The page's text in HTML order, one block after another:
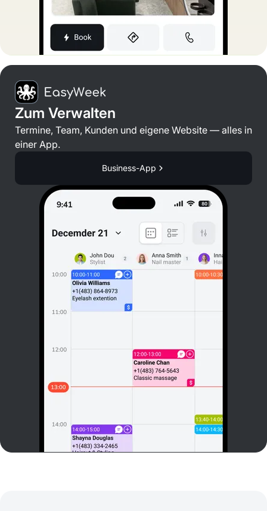
Zum Verwalten
Termine, Team, Kunden und eigene Website — alles in
einer App.
Business-App